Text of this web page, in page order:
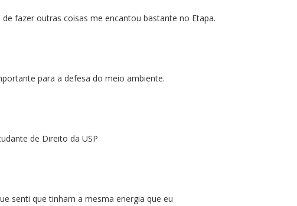
fazer outras coisas me encantou bastante no Etapa.
para a defesa do meio ambiente.
de Direito da USP
senti que tinham a mesma energia que eu